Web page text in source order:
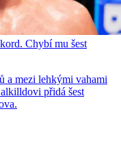
Chybí mu šest
a mezi lehkými vahami
přidá šest